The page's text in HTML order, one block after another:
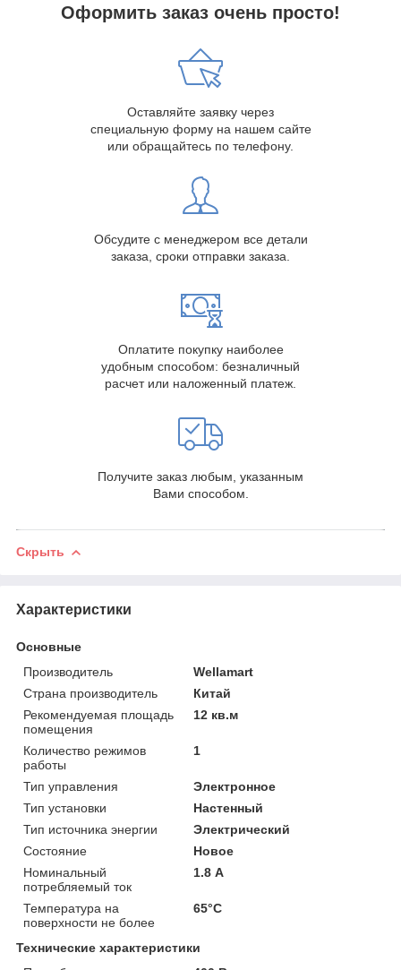
Оформить заказ очень просто!
Оставляйте заявку через
специальную форму на нашем сайте
или обращайтесь по телефону.
Обсудите с менеджером все детали
заказа, сроки отправки заказа.
Оплатите покупку наиболее
удобным способом: безналичный
расчет или наложенный платеж.
Получите заказ любым, указанным
Вами способом.
Скрыть
Характеристики
Основные
Производитель
Wellamart
Страна производитель
Китай
Рекомендуемая площадь
помещения
12 кв.м
Количество режимов
работы
1
Тип управления
Электронное
Тип установки
Настенный
Тип источника энергии
Электрический
Состояние
Новое
Номинальный
потребляемый ток
1.8 А
Температура на
поверхности не более
65°С
Технические характеристики